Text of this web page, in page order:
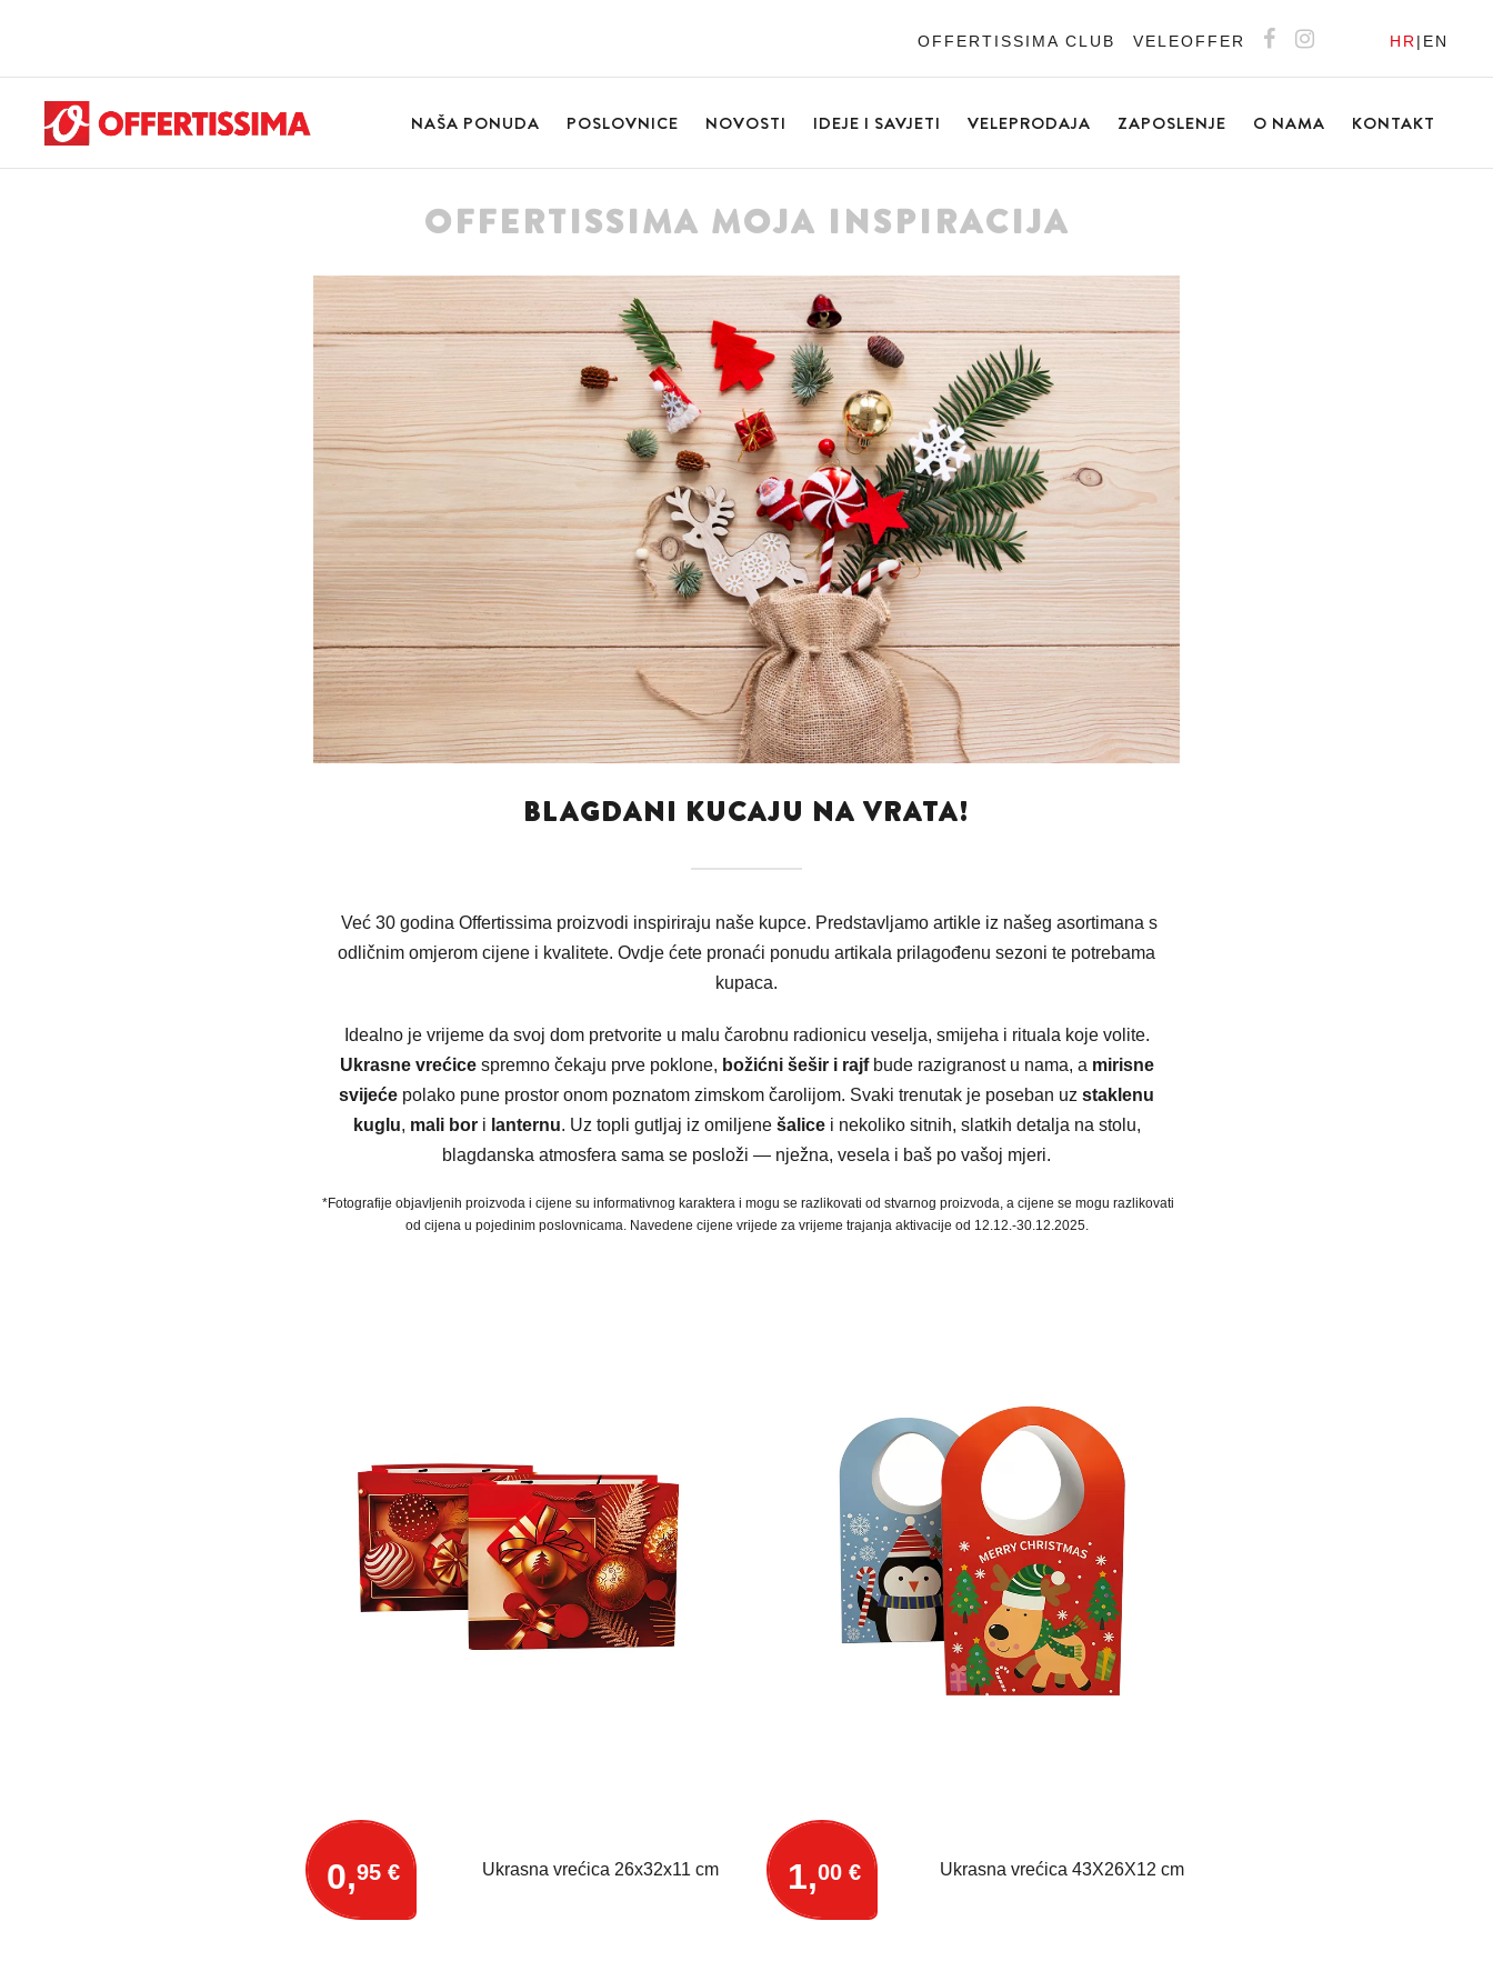
OFFERTISSIMA CLUB VELEOFFER HR | EN
NAŠA PONUDA POSLOVNICE NOVOSTI IDEJE I SAVJETI VELEPRODAJA ZAPOSLENJE O NAMA KONTAKT
OFFERTISSIMA MOJA INSPIRACIJA
BLAGDANI KUCAJU NA VRATA!
Već 30 godina Offertissima proizvodi inspiriraju naše kupce. Predstavljamo artikle iz našeg asortimana s
odličnim omjerom cijene i kvalitete. Ovdje ćete pronaći ponudu artikala prilagođenu sezoni te potrebama
kupaca.
Idealno je vrijeme da svoj dom pretvorite u malu čarobnu radionicu veselja, smijeha i rituala koje volite.
Ukrasne vrećicespremno čekaju prve poklone, božićni šešir i rajfbude razigranost u nama, a mirisne
svijeće polako pune prostor onom poznatom zimskom čarolijom. Svaki trenutak je poseban uz staklenu
kuglu, mali bori lanternu. Uz topli gutljaj iz omiljene šalicei nekoliko sitnih, slatkih detalja na stolu,
blagdanska atmosfera sama se posloži — nježna, vesela i baš po vašoj mjeri.
*Fotografije objavljenih proizvoda i cijene su informativnog karaktera i mogu se razlikovati od stvarnog proizvoda, a cijene se mogu razlikovati
od cijena u pojedinim poslovnicama. Navedene cijene vrijede za vrijeme trajanja aktivacije od 12.12.-30.12.2025.
0,95 € Ukrasna vrećica 26x32x11 cm 1,00 € Ukrasna vrećica 43X26X12 cm